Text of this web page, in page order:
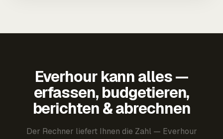
Everhour kann alles —
erfassen, budgetieren,
berichten & abrechnen
Der Rechner liefert Ihnen die Zahl — Everhour